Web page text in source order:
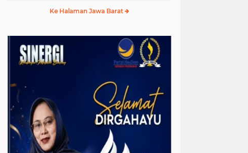
Ke Halaman Jawa Barat